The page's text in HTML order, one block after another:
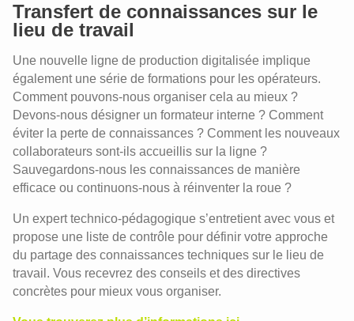
Transfert de connaissances sur le
lieu de travail
Une nouvelle ligne de production digitalisée implique
également une série de formations pour les opérateurs.
Comment pouvons-nous organiser cela au mieux ?
Devons-nous désigner un formateur interne ? Comment
éviter la perte de connaissances ? Comment les nouveaux
collaborateurs sont-ils accueillis sur la ligne ?
Sauvegardons-nous les connaissances de manière
efficace ou continuons-nous à réinventer la roue ?
Un expert technico-pédagogique s’entretient avec vous et
propose une liste de contrôle pour définir votre approche
du partage des connaissances techniques sur le lieu de
travail. Vous recevrez des conseils et des directives
concrètes pour mieux vous organiser.